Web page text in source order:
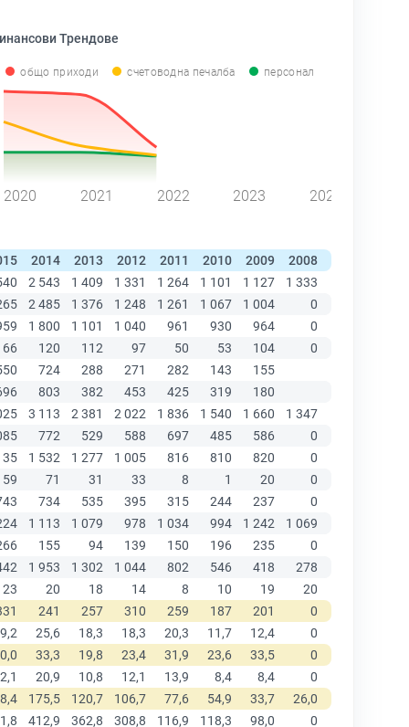
Трендове
общо приходи счетоводна печалба персонал
2020 2021 2022 2023 2024
2014 2013 2012 2011 2010 2009 2008